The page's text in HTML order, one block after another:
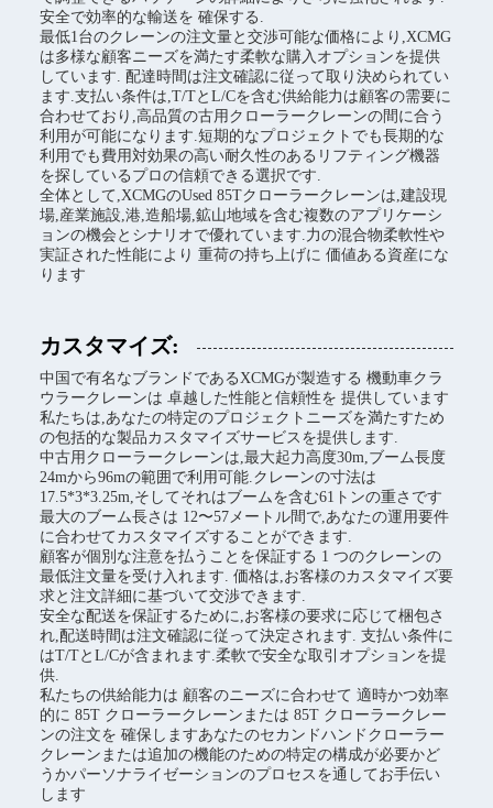
安全で効率的な輸送を 確保する.
最低1台のクレーンの注文量と交渉可能な価格により,XCMG
は多様な顧客ニーズを満たす柔軟な購入オプションを提供
しています. 配達時間は注文確認に従って取り決められてい
ます.支払い条件は,T/TとL/Cを含む供給能力は顧客の需要に
合わせており,高品質の古用クローラークレーンの間に合う
利用が可能になります.短期的なプロジェクトでも長期的な
利用でも費用対効果の高い耐久性のあるリフティング機器
を探しているプロの信頼できる選択です.
全体として,XCMGのUsed 85Tクローラークレーンは,建設現
場,産業施設,港,造船場,鉱山地域を含む複数のアプリケーシ
ョンの機会とシナリオで優れています.力の混合物柔軟性や
実証された性能により 重荷の持ち上げに 価値ある資産にな
ります
カスタマイズ:
中国で有名なブランドであるXCMGが製造する 機動車クラ
ウラークレーンは 卓越した性能と信頼性を 提供しています
私たちは,あなたの特定のプロジェクトニーズを満たすため
の包括的な製品カスタマイズサービスを提供します.
中古用クローラークレーンは,最大起力高度30m,ブーム長度
24mから96mの範囲で利用可能.クレーンの寸法は
17.5*3*3.25m,そしてそれはブームを含む61トンの重さです
最大のブーム長さは 12〜57メートル間で,あなたの運用要件
に合わせてカスタマイズすることができます.
顧客が個別な注意を払うことを保証する 1 つのクレーンの
最低注文量を受け入れます. 価格は,お客様のカスタマイズ要
求と注文詳細に基づいて交渉できます.
安全な配送を保証するために,お客様の要求に応じて梱包さ
れ,配送時間は注文確認に従って決定されます. 支払い条件に
はT/TとL/Cが含まれます.柔軟で安全な取引オプションを提
供.
私たちの供給能力は 顧客のニーズに合わせて 適時かつ効率
的に 85T クローラークレーンまたは 85T クローラークレー
ンの注文を 確保しますあなたのセカンドハンドクローラー
クレーンまたは追加の機能のための特定の構成が必要かど
うかパーソナライゼーションのプロセスを通してお手伝い
します